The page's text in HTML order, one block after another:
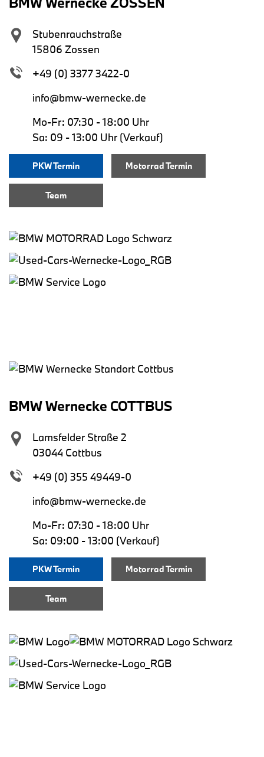
Stubenrauchstraße
15806 Zossen
+49 (0) 3377 3422-0
info@bmw-wernecke.de
Mo-Fr: 07:30 - 18:00 Uhr
Sa: 09 - 13:00 Uhr (Verkauf)
PKW Termin Motorrad Termin
Team
BMW Wernecke COTTBUS
Lamsfelder Straße 2
03044 Cottbus
+49 (0) 355 49449-0
info@bmw-wernecke.de
Mo-Fr: 07:30 - 18:00 Uhr
Sa: 09:00 - 13:00 (Verkauf)
PKW Termin Motorrad Termin
Team